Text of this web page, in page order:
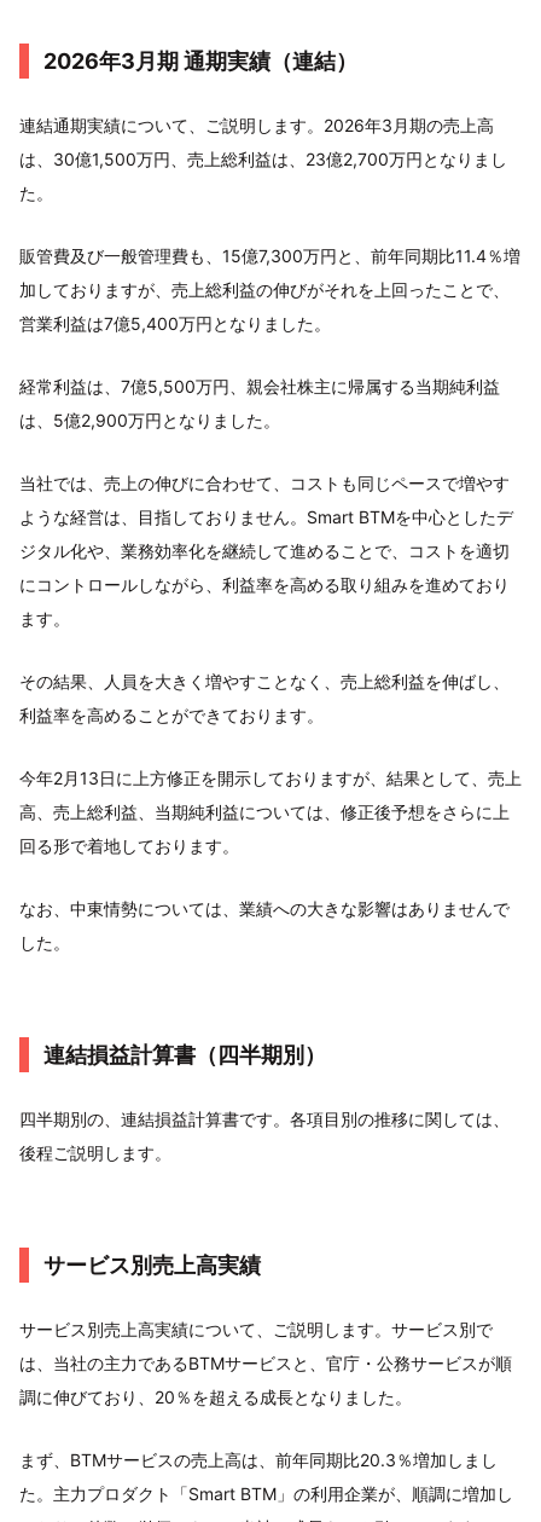
2026年3月期 通期実績（連結）
連結通期実績について、ご説明します。2026年3月期の売上高
は、30億1,500万円、売上総利益は、23億2,700万円となりまし
た。
販管費及び一般管理費も、15億7,300万円と、前年同期比11.4％増
加しておりますが、売上総利益の伸びがそれを上回ったことで、
営業利益は7億5,400万円となりました。
経常利益は、7億5,500万円、親会社株主に帰属する当期純利益
は、5億2,900万円となりました。
当社では、売上の伸びに合わせて、コストも同じペースで増やす
ような経営は、目指しておりません。Smart BTMを中心としたデ
ジタル化や、業務効率化を継続して進めることで、コストを適切
にコントロールしながら、利益率を高める取り組みを進めており
ます。
その結果、人員を大きく増やすことなく、売上総利益を伸ばし、
利益率を高めることができております。
今年2月13日に上方修正を開示しておりますが、結果として、売上
高、売上総利益、当期純利益については、修正後予想をさらに上
回る形で着地しております。
なお、中東情勢については、業績への大きな影響はありませんで
した。
連結損益計算書（四半期別）
四半期別の、連結損益計算書です。各項目別の推移に関しては、
後程ご説明します。
サービス別売上高実績
サービス別売上高実績について、ご説明します。サービス別で
は、当社の主力であるBTMサービスと、官庁・公務サービスが順
調に伸びており、20％を超える成長となりました。
まず、BTMサービスの売上高は、前年同期比20.3％増加しまし
た。主力プロダクト「Smart BTM」の利用企業が、順調に増加し